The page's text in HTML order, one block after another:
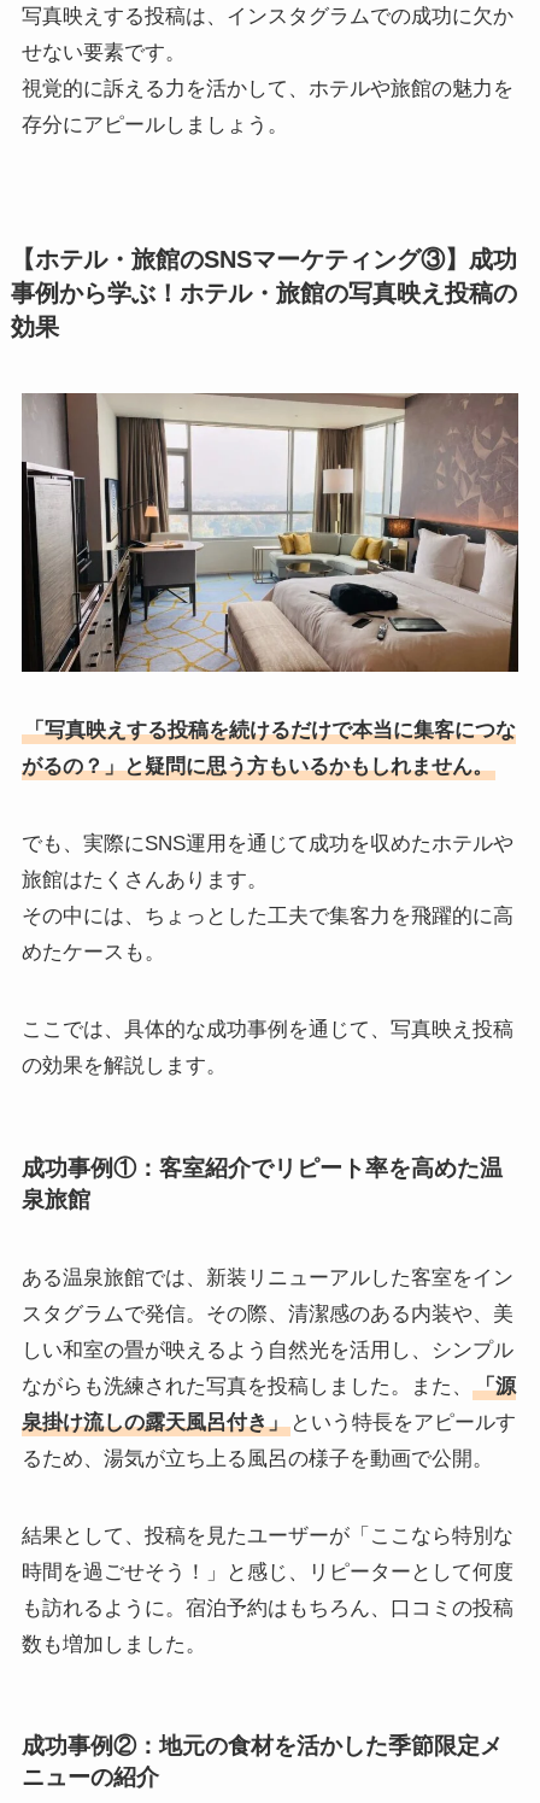
写真映えする投稿は、インスタグラムでの成功に欠か
せない要素です。
視覚的に訴える力を活かして、ホテルや旅館の魅力を
存分にアピールしましょう。
【ホテル・旅館のSNSマーケティング③】成功
事例から学ぶ！ホテル・旅館の写真映え投稿の
効果
「写真映えする投稿を続けるだけで本当に集客につな
がるの？」と疑問に思う方もいるかもしれません。
でも、実際にSNS運用を通じて成功を収めたホテルや
旅館はたくさんあります。
その中には、ちょっとした工夫で集客力を飛躍的に高
めたケースも。
ここでは、具体的な成功事例を通じて、写真映え投稿
の効果を解説します。
成功事例①：客室紹介でリピート率を高めた温
泉旅館
ある温泉旅館では、新装リニューアルした客室をイン
スタグラムで発信。その際、清潔感のある内装や、美
しい和室の畳が映えるよう自然光を活用し、シンプル
ながらも洗練された写真を投稿しました。また、
「源
泉掛け流しの露天風呂付き」という特長をアピールす
るため、湯気が立ち上る風呂の様子を動画で公開。
結果として、投稿を見たユーザーが「ここなら特別な
時間を過ごせそう！」と感じ、リピーターとして何度
も訪れるように。宿泊予約はもちろん、口コミの投稿
数も増加しました。
成功事例②：地元の食材を活かした季節限定メ
ニューの紹介